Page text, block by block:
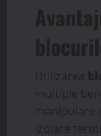
Utilizarea
multiple
manipulare
izolare